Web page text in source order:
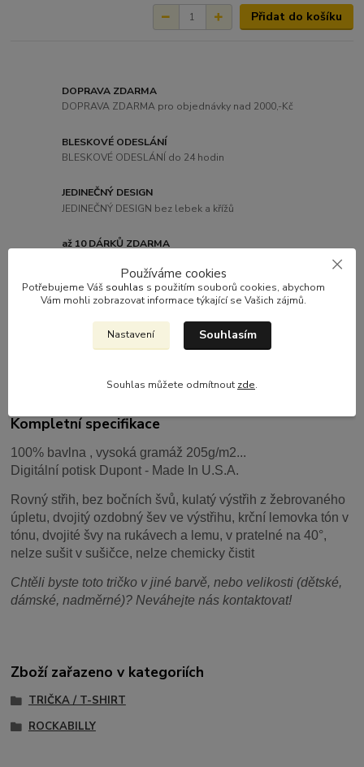
Přidat do košíku
DOPRAVA ZDARMA
DOPRAVA ZDARMA pro objednávky nad 2000,-Kč
BLESKOVÉ ODESLÁNÍ
BLESKOVÉ ODESLÁNÍ do 24 hodin
JEDINEČNÝ DESIGN
JEDINEČNÝ DESIGN bez lebek a křížů
až 10 DÁRKŮ ZDARMA
Kompletní specifikace
Kompletní specifikace
100% bavlna , vysoká gramáž 205g/m2...
Digitální potisk Dupont - Made In U.S.A.
Rovný střih, bez bočních švů, kulatý výstřih z žebrovaného
úpletu, dvojitý ozdobný šev ve výstřihu, krční lemovka tón v
tónu, dvojité švy na rukávech a lemu, v pratelné na 40°,
nelze sušit v sušičce, nelze chemicky čistit
Chtěli byste toto tričko v jiné barvě, nebo velikosti (dětské,
dámské, nadměrné)? Neváhejte nás kontaktovat!
Zboží zařazeno v kategoriích
TRIČKA / T-SHIRT
ROCKABILLY
Používáme cookies
Potřebujeme Váš souhlas s použitím souborů cookies, abychom
Vám mohli zobrazovat informace týkající se Vašich zájmů.
Nastavení Souhlasím
Souhlas můžete odmítnout zde.